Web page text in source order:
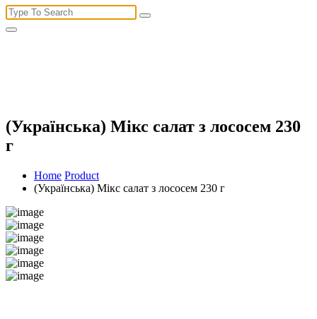
Search
for:
(Українська) Мікс салат з лососем 230
г
Home Product
(Українська) Мікс салат з лососем 230 г